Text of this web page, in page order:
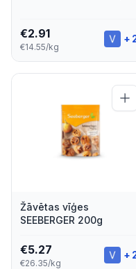
€2.91
€14.55/kg
+
Žāvētas vīģes
SEEBERGER 200g
€5.27
€26.35/kg
+